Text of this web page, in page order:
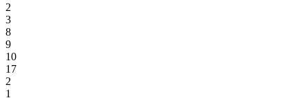
2
3
8
9
10
17
2
1